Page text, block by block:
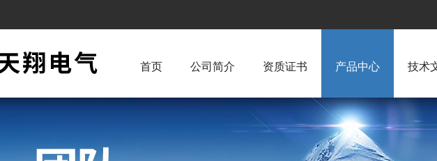
首页 公司简介 资质证书 产品中心 技术